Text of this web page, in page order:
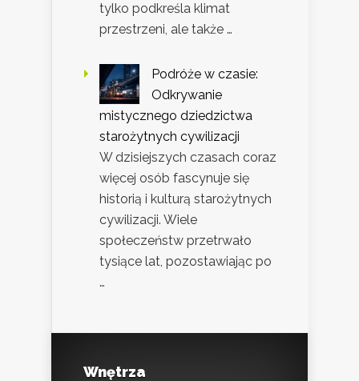
tylko podkreśla klimat
przestrzeni, ale także …
Podróże w czasie:
Odkrywanie
mistycznego dziedzictwa
starożytnych cywilizacji
W dzisiejszych czasach coraz
więcej osób fascynuje się
historią i kulturą starożytnych
cywilizacji. Wiele
społeczeństw przetrwało
tysiące lat, pozostawiając po
…
Wnętrza